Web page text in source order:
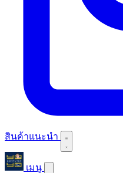
สินค้าแนะนำ
เมนู